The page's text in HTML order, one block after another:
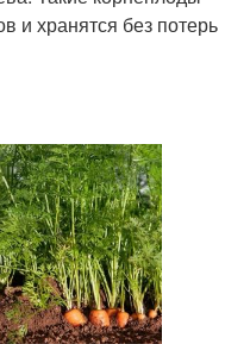
и хранятся без потерь